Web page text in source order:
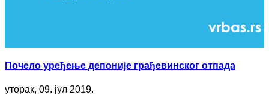
Почело уређење депоније грађевинског отпада
уторак, 09. јул 2019.